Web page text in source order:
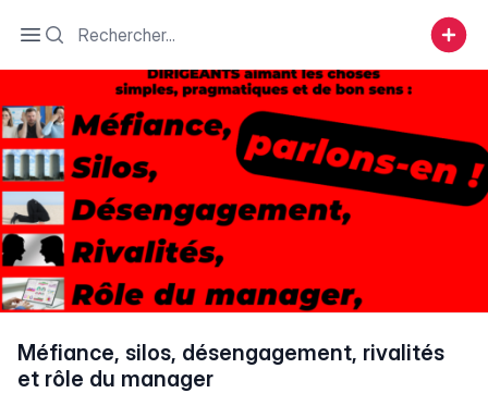
Open sidebar
Search
Méfiance, silos, désengagement, rivalités
et rôle du manager